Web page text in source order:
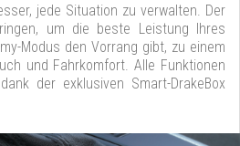
jede Situation zu verwalten. Der
um die beste Leistung Ihres
Modus den Vorrang gibt, zu einem
und Fahrkomfort. Alle Funktionen
der exklusiven Smart-DrakeBox